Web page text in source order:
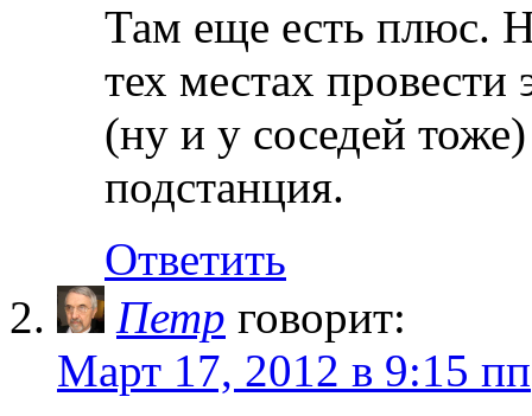
Там еще есть плюс.
тех местах провести
(ну и у соседей
подстанция.
Ответить
Петр говорит:
Март 17, 2012 в 9:15 пп